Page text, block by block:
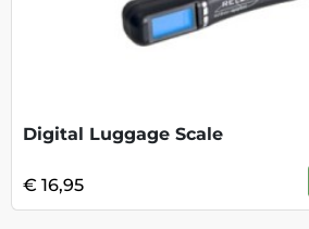
Digital Luggage Scale
€ 16,95